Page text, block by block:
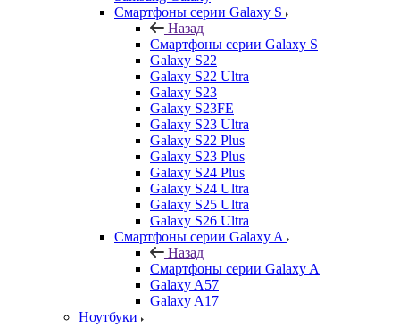
Смартфоны серии Galaxy S
Назад
Смартфоны серии Galaxy S
Galaxy S22
Galaxy S22 Ultra
Galaxy S23
Galaxy S23FE
Galaxy S23 Ultra
Galaxy S22 Plus
Galaxy S23 Plus
Galaxy S24 Plus
Galaxy S24 Ultra
Galaxy S25 Ultra
Galaxy S26 Ultra
Смартфоны серии Galaxy A
Назад
Смартфоны серии Galaxy A
Galaxy A57
Galaxy A17
Ноутбуки